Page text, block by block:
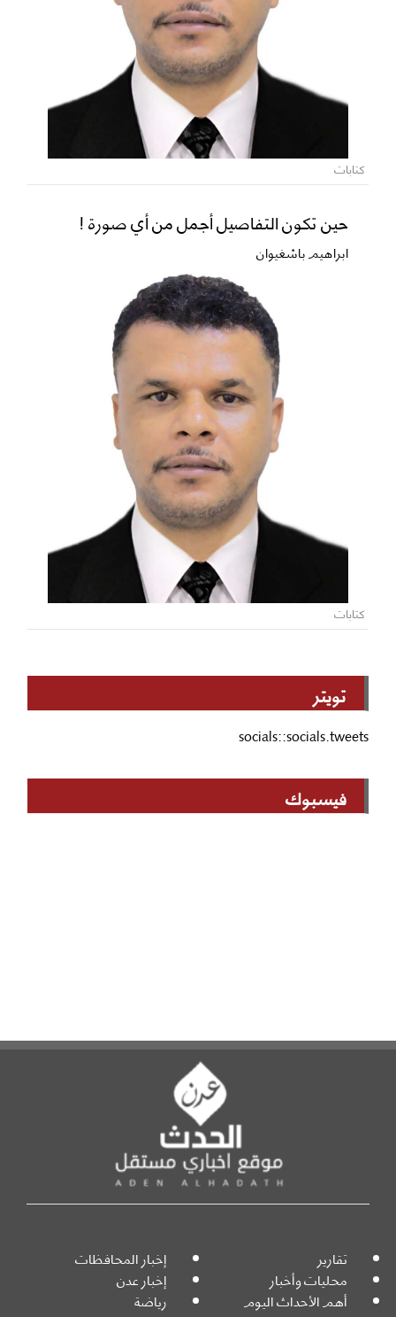
كتابات
حين تكون التفاصيل أجمل من أي صورة !
ابراهيم باشغيوان
كتابات
تويتر
socials::socials.tweets
فيسبوك
تقارير إخبار المحافظات
محليات وأخبار إخبار عدن
أهم الأحداث اليوم رياضة